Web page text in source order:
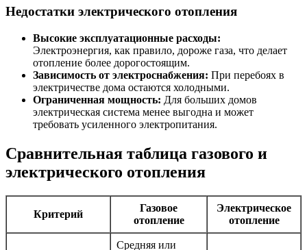
Недостатки электрического отопления
Высокие эксплуатационные расходы:
Электроэнергия, как правило, дороже газа, что делает
отопление более дорогостоящим.
Зависимость от электроснабжения: При перебоях в
электричестве дома остаются холодными.
Ограниченная мощность: Для больших домов
электрическая система менее выгодна и может
требовать усиленного электропитания.
Сравнительная таблица газового и
электрического отопления
Критерий
Газовое
отопление
Электрическое
отопление
Средняя или